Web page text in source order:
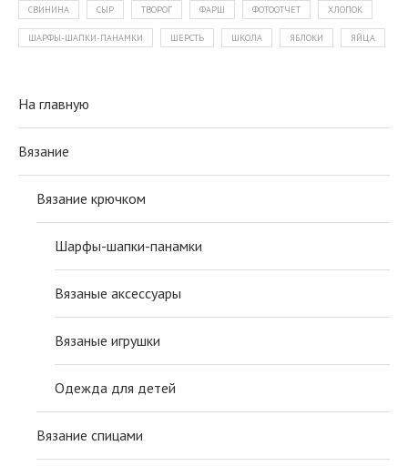
СВИНИНА СЫР ТВОРОГ ФАРШ ФОТООТЧЕТ ХЛОПОК
ШАРФЫ-ШАПКИ-ПАНАМКИ ШЕРСТЬ ШКОЛА ЯБЛОКИ ЯЙЦА
На главную
Вязание
Вязание крючком
Шарфы-шапки-панамки
Вязаные аксессуары
Вязаные игрушки
Одежда для детей
Вязание спицами